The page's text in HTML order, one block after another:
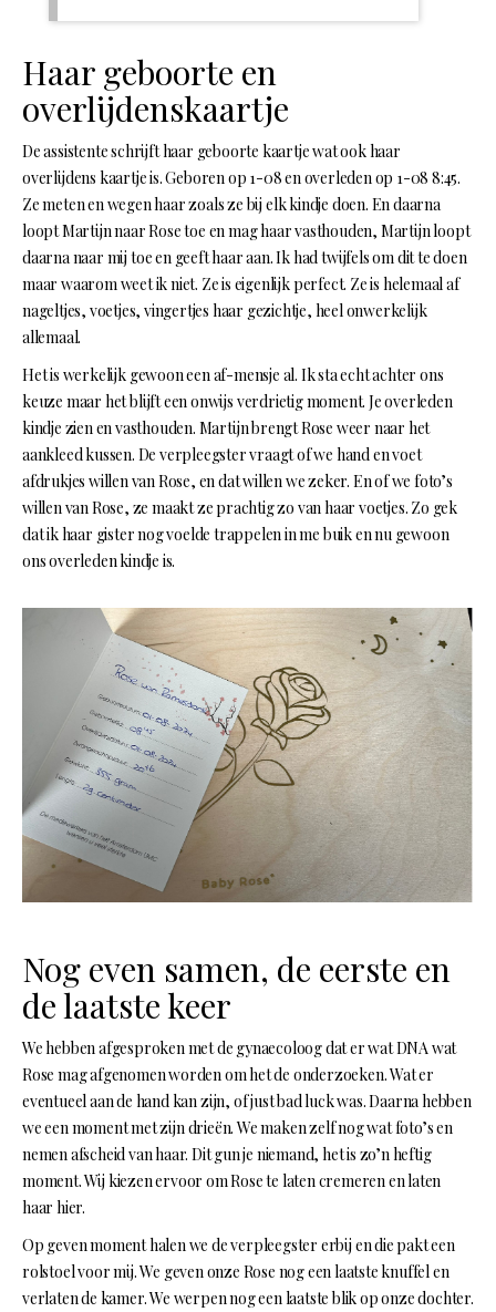
Haar geboorte en
overlijdenskaartje
De assistente schrijft haar geboorte kaartje wat ook haar
overlijdens kaartje is. Geboren op 1-08 en overleden op 1-08 8:45.
Ze meten en wegen haar zoals ze bij elk kindje doen. En daarna
loopt Martijn naar Rose toe en mag haar vasthouden, Martijn loopt
daarna naar mij toe en geeft haar aan. Ik had twijfels om dit te doen
maar waarom weet ik niet. Ze is eigenlijk perfect. Ze is helemaal af
nageltjes, voetjes, vingertjes haar gezichtje, heel onwerkelijk
allemaal.
Het is werkelijk gewoon een af-mensje al. Ik sta echt achter ons
keuze maar het blijft een onwijs verdrietig moment. Je overleden
kindje zien en vasthouden. Martijn brengt Rose weer naar het
aankleed kussen. De verpleegster vraagt of we hand en voet
afdrukjes willen van Rose, en dat willen we zeker. En of we foto’s
willen van Rose, ze maakt ze prachtig zo van haar voetjes. Zo gek
dat ik haar gister nog voelde trappelen in me buik en nu gewoon
ons overleden kindje is.
Nog even samen, de eerste en
de laatste keer
We hebben afgesproken met de gynaecoloog dat er wat DNA wat
Rose mag afgenomen worden om het de onderzoeken. Wat er
eventueel aan de hand kan zijn, of just bad luck was. Daarna hebben
we een moment met zijn drieën. We maken zelf nog wat foto’s en
nemen afscheid van haar. Dit gun je niemand, het is zo’n heftig
moment. Wij kiezen ervoor om Rose te laten cremeren en laten
haar hier.
Op geven moment halen we de verpleegster erbij en die pakt een
rolstoel voor mij. We geven onze Rose nog een laatste knuffel en
verlaten de kamer. We werpen nog een laatste blik op onze dochter.